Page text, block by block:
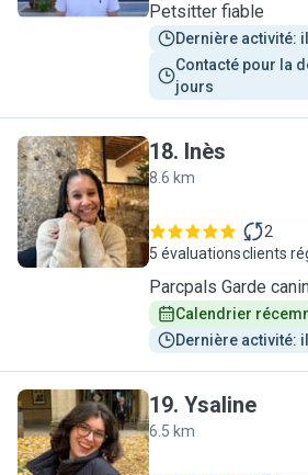
Petsitter fiable
Dernière activité:
Contacté pour la
jours
I
18. Inès
8.6 km
5 évaluations
2
clients
Parcpals Garde
Calendrier
Dernière activité:
Y
19. Ysaline
6.5 km